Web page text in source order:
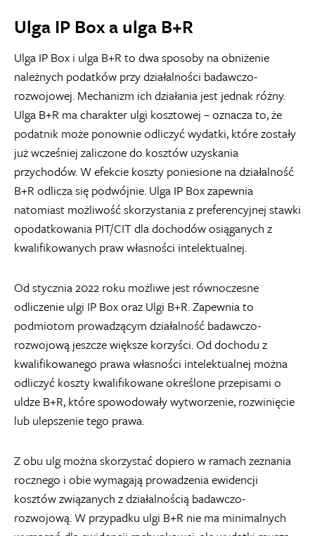
Ulga IP Box a ulga B+R
Ulga IP Box i ulga B+R to dwa sposoby na obniżenie
należnych podatków przy działalności badawczo-
rozwojowej. Mechanizm ich działania jest jednak różny.
Ulga B+R ma charakter ulgi kosztowej – oznacza to, że
podatnik może ponownie odliczyć wydatki, które zostały
już wcześniej zaliczone do kosztów uzyskania
przychodów. W efekcie koszty poniesione na działalność
B+R odlicza się podwójnie. Ulga IP Box zapewnia
natomiast możliwość skorzystania z preferencyjnej stawki
opodatkowania PIT/CIT dla dochodów osiąganych z
kwalifikowanych praw własności intelektualnej.
Od stycznia 2022 roku możliwe jest równoczesne
odliczenie ulgi IP Box oraz Ulgi B+R. Zapewnia to
podmiotom prowadzącym działalność badawczo-
rozwojową jeszcze większe korzyści. Od dochodu z
kwalifikowanego prawa własności intelektualnej można
odliczyć koszty kwalifikowane określone przepisami o
uldze B+R, które spowodowały wytworzenie, rozwinięcie
lub ulepszenie tego prawa.
Z obu ulg można skorzystać dopiero w ramach zeznania
rocznego i obie wymagają prowadzenia ewidencji
kosztów związanych z działalnością badawczo-
rozwojową. W przypadku ulgi B+R nie ma minimalnych